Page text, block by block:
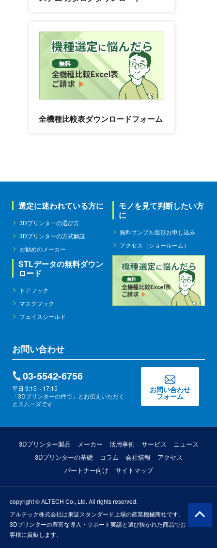
全機種比較表ダウンロードフォーム
選定に迷われている方に
3Dプリンターの選び方
3Dプリンターの方式解説
お勧めのメーカー
STLデータの無料ダウン
ロード
ドアフック
マスクフック
フェイスシールド
モノを見て判断したい方
に
無料サンプル造形お申し込み
アクセス（ショールーム）
お問い合わせ
03-5542-6756
平日 9:15～17:15
「3Dプリンターの件で」とお伝えいただく
とスムーズです
お問い合わせ
フォーム
3Dプリンター製品 メーカー 活用事例 サービス
ニュース
3Dプリンターの基礎
コラム 会社情報
アクセス
パートナー向け
サイトマップ
copyright © ALTECH Co., Ltd. All rights reserved.
アルテック株式会社は東証スタンダード上場の産業機械商社です。
3Dプリンターの豊富な導入・サポート実績と選び抜かれた商品でお
客様に貢献します。